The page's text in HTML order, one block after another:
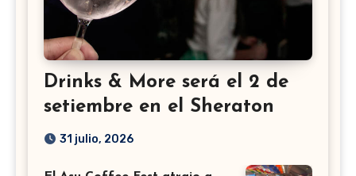
Drinks & More será el 2 de
setiembre en el Sheraton
31 julio, 2026